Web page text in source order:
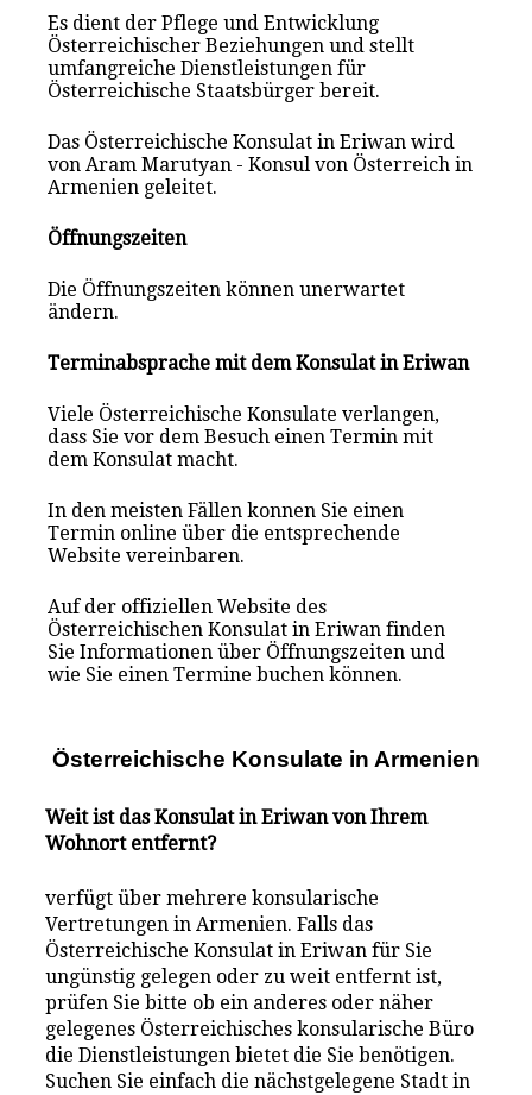
Es dient der Pflege und Entwicklung
Österreichischer Beziehungen und stellt
umfangreiche Dienstleistungen für
Österreichische Staatsbürger bereit.
Das Österreichische Konsulat in Eriwan wird
von Aram Marutyan - Konsul von Österreich in
Armenien geleitet.
Öffnungszeiten
Die Öffnungszeiten können unerwartet
ändern.
Terminabsprache mit dem Konsulat in Eriwan
Viele Österreichische Konsulate verlangen,
dass Sie vor dem Besuch einen Termin mit
dem Konsulat macht.
In den meisten Fällen konnen Sie einen
Termin online über die entsprechende
Website vereinbaren.
Auf der offiziellen Website des
Österreichischen Konsulat in Eriwan finden
Sie Informationen über Öffnungszeiten und
wie Sie einen Termine buchen können.
Österreichische Konsulate in Armenien
Weit ist das Konsulat in Eriwan von Ihrem
Wohnort entfernt?
verfügt über mehrere konsularische
Vertretungen in Armenien. Falls das
Österreichische Konsulat in Eriwan für Sie
ungünstig gelegen oder zu weit entfernt ist,
prüfen Sie bitte ob ein anderes oder näher
gelegenes Österreichisches konsularische Büro
die Dienstleistungen bietet die Sie benötigen.
Suchen Sie einfach die nächstgelegene Stadt in